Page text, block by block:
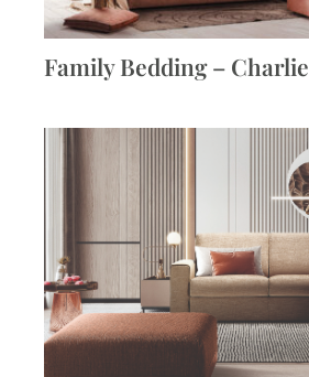
Family Bedding – Charlie